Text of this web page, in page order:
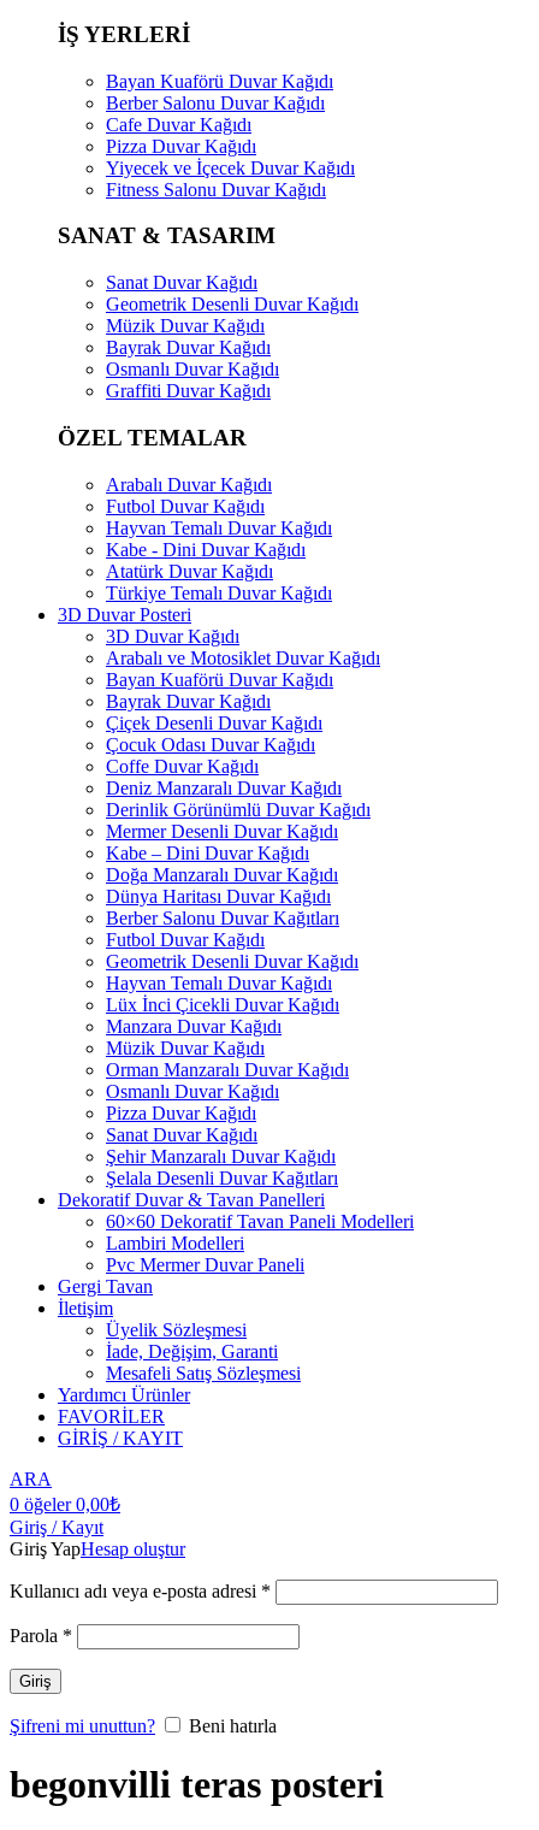
İŞ YERLERİ
Bayan Kuaförü Duvar Kağıdı
Berber Salonu Duvar Kağıdı
Cafe Duvar Kağıdı
Pizza Duvar Kağıdı
Yiyecek ve İçecek Duvar Kağıdı
Fitness Salonu Duvar Kağıdı
SANAT & TASARIM
Sanat Duvar Kağıdı
Geometrik Desenli Duvar Kağıdı
Müzik Duvar Kağıdı
Bayrak Duvar Kağıdı
Osmanlı Duvar Kağıdı
Graffiti Duvar Kağıdı
ÖZEL TEMALAR
Arabalı Duvar Kağıdı
Futbol Duvar Kağıdı
Hayvan Temalı Duvar Kağıdı
Kabe - Dini Duvar Kağıdı
Atatürk Duvar Kağıdı
Türkiye Temalı Duvar Kağıdı
3D Duvar Posteri
3D Duvar Kağıdı
Arabalı ve Motosiklet Duvar Kağıdı
Bayan Kuaförü Duvar Kağıdı
Bayrak Duvar Kağıdı
Çiçek Desenli Duvar Kağıdı
Çocuk Odası Duvar Kağıdı
Coffe Duvar Kağıdı
Deniz Manzaralı Duvar Kağıdı
Derinlik Görünümlü Duvar Kağıdı
Mermer Desenli Duvar Kağıdı
Kabe – Dini Duvar Kağıdı
Doğa Manzaralı Duvar Kağıdı
Dünya Haritası Duvar Kağıdı
Berber Salonu Duvar Kağıtları
Futbol Duvar Kağıdı
Geometrik Desenli Duvar Kağıdı
Hayvan Temalı Duvar Kağıdı
Lüx İnci Çicekli Duvar Kağıdı
Manzara Duvar Kağıdı
Müzik Duvar Kağıdı
Orman Manzaralı Duvar Kağıdı
Osmanlı Duvar Kağıdı
Pizza Duvar Kağıdı
Sanat Duvar Kağıdı
Şehir Manzaralı Duvar Kağıdı
Şelala Desenli Duvar Kağıtları
Dekoratif Duvar & Tavan Panelleri
60×60 Dekoratif Tavan Paneli Modelleri
Lambiri Modelleri
Pvc Mermer Duvar Paneli
Gergi Tavan
İletişim
Üyelik Sözleşmesi
İade, Değişim, Garanti
Mesafeli Satış Sözleşmesi
Yardımcı Ürünler
FAVORİLER
GİRİŞ / KAYIT
ARA
0 öğeler 0,00₺
Giriş / Kayıt
Giriş YapHesap oluştur
Kullanıcı adı veya e-posta adresi *
Parola *
Giriş
Şifreni mi unuttun? Beni hatırla
begonvilli teras posteri